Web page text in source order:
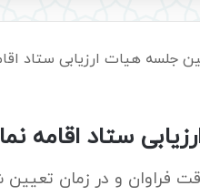
جلسه هیات ارزیابی ستاد
ستاد اقامه
فراوان و در زمان تعیین